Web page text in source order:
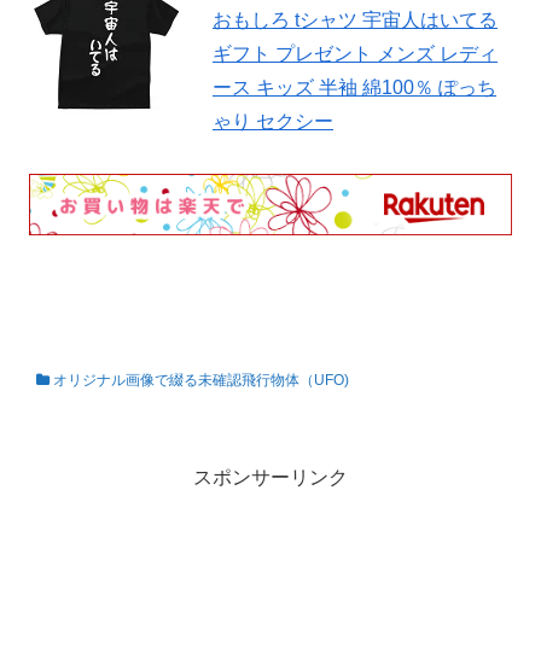
おもしろ tシャツ 宇宙人はいてる
ギフト プレゼント メンズ レディ
ース キッズ 半袖 綿100％ ぽっち
ゃり セクシー
オリジナル画像で綴る未確認飛行物体（UFO)
スポンサーリンク